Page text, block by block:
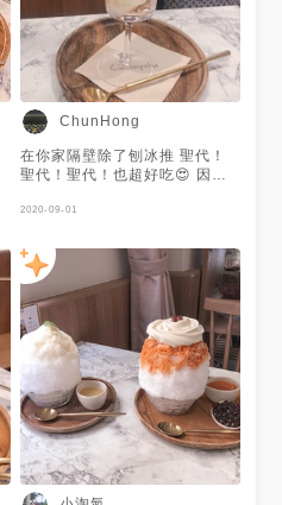
ChunHong
在你家隔壁除了刨冰推 聖代！
聖代！聖代！也超好吃😍 因為
布丁、海綿蛋糕、鹹餅乾～ 三
冰淇淋味蕾享受100分🥰🥰 來這
家要試試看他們家聖代喔～
2020-09-01